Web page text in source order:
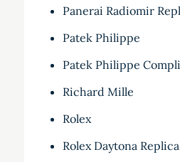
Panerai Radiomir
Patek Philippe
Patek Philippe
Richard Mille
Rolex
Rolex Daytona Replica